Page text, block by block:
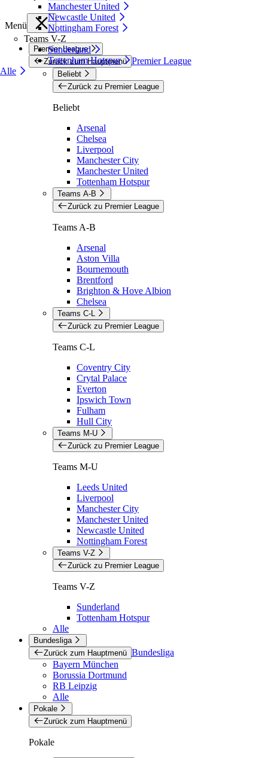
Manchester United
Newcastle United
Nottingham Forest
Teams V-Z
Sunderland
Tottenham Hotspur
Alle
Menü
Premier League
Zurück zum Hauptmenü Premier League
Beliebt
Zurück zu Premier League
Beliebt
Arsenal
Chelsea
Liverpool
Manchester City
Manchester United
Tottenham Hotspur
Teams A-B
Zurück zu Premier League
Teams A-B
Arsenal
Aston Villa
Bournemouth
Brentford
Brighton & Hove Albion
Chelsea
Teams C-L
Zurück zu Premier League
Teams C-L
Coventry City
Crytal Palace
Everton
Ipswich Town
Fulham
Hull City
Teams M-U
Zurück zu Premier League
Teams M-U
Leeds United
Liverpool
Manchester City
Manchester United
Newcastle United
Nottingham Forest
Teams V-Z
Zurück zu Premier League
Teams V-Z
Sunderland
Tottenham Hotspur
Alle
Bundesliga
Zurück zum Hauptmenü Bundesliga
Bayern München
Borussia Dortmund
RB Leipzig
Alle
Pokale
Zurück zum Hauptmenü
Pokale